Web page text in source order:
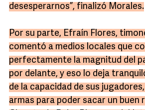
desesperarnos”, finalizó Morales.
Por su parte, Efraín Flores,
comentó a medios locales que
perfectamente la magnitud del
por delante, y eso lo deja
de la capacidad de sus
armas para poder sacar un buen